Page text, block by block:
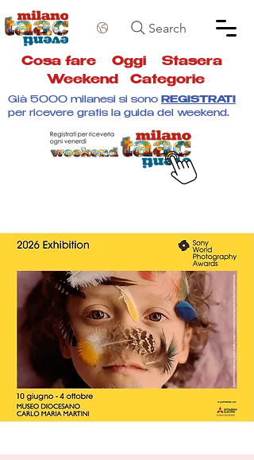
Search
Cosa fare Oggi Stasera
Weekend
Categorie
Già 5000 milanesi si sono REGISTRATI
per ricevere gratis la guida del weekend.